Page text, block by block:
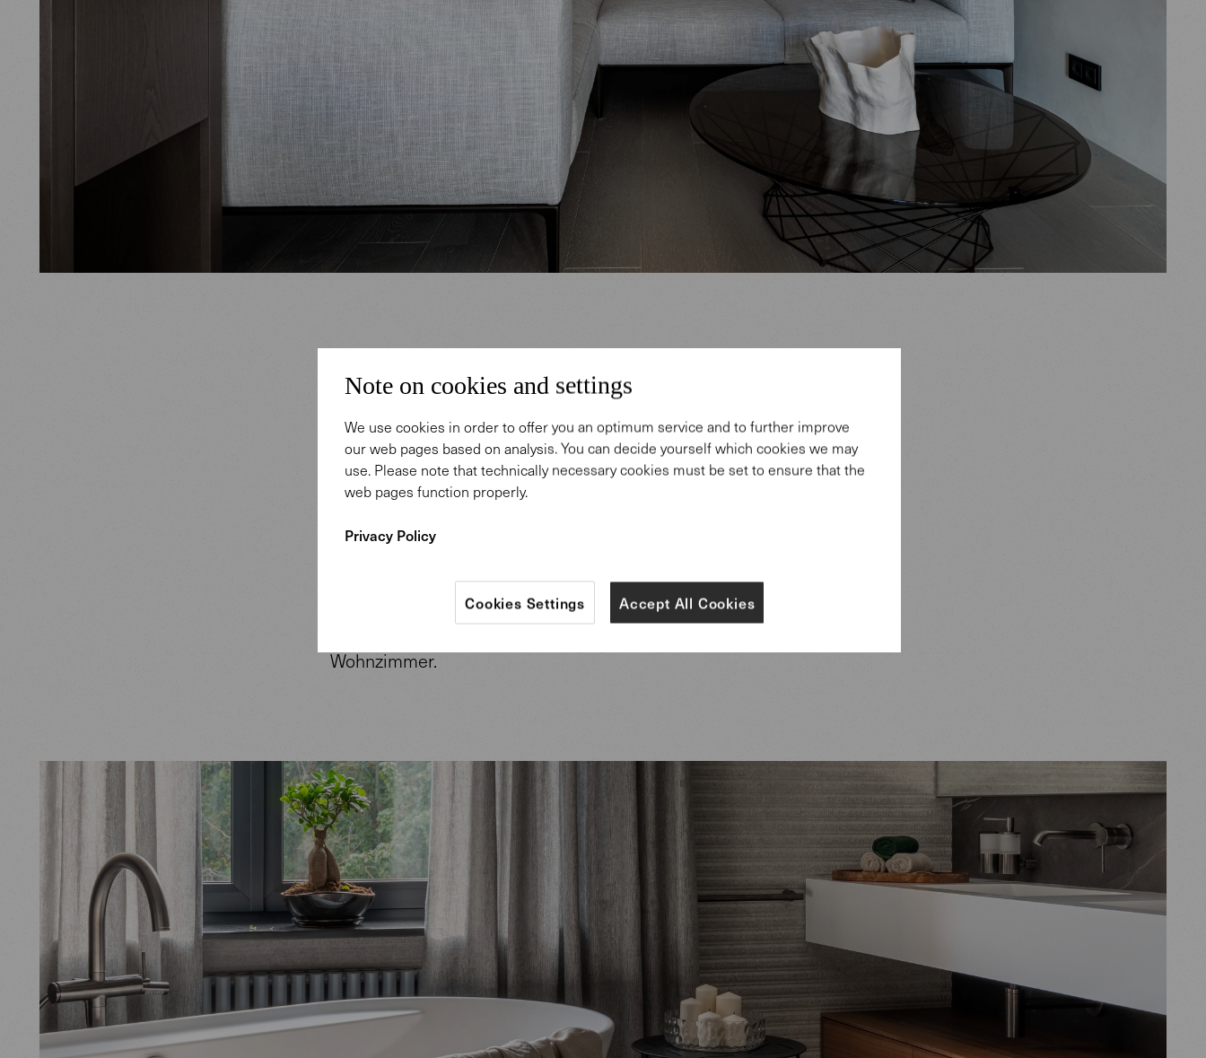
Kunst, Keramik und edles Flair
Im modernen Wohnzimmer strahlen unser Grand Suite Sofa und der
Healey Soft Sessel eine ruhige, gemütliche Atmosphäre aus.
Schlichte Grau- und Brauntöne werden von farbigen Kissen, dem Kina
schimmernden künstlerischen Arbeiten von Olga Shagina ergänzt.
Holzskulpturen von Zlata Kornilova und den von der Natur inspirierten
Keramiken von Svetlana Levadnaja optische Highlights im
Wohnzimmer.
Note on cookies and settings
We use cookies in order to offer you an optimum service and to further improve
our web pages based on analysis. You can decide yourself which cookies we may
use. Please note that technically necessary cookies must be set to ensure that the
web pages function properly.
Privacy Policy
Accept All Cookies
Cookies Settings